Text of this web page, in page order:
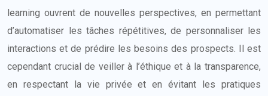
learning ouvrent de nouvelles perspectives, en permettant
d’automatiser les tâches répétitives, de personnaliser les
interactions et de prédire les besoins des prospects. Il est
cependant crucial de veiller à l’éthique et à la transparence,
en respectant la vie privée et en évitant les pratiques